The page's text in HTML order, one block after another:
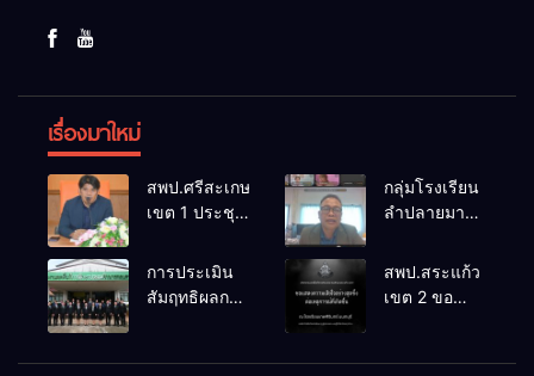
เรื่องมาใหม่
สพป.ศรีสะเกษ
เขต 1 ประชุม
จัดการ
แข่งขันงาน
ศิลปหัตถกรรม
74 ปีการ
กลุ่มโรงเรียน
ลำปลายมาศ
เคลื่อน RT,
NT, O-NET
การประเมิน
สัมฤทธิผลการ
สพป.สระแก้ว
เขต 2 ขอ